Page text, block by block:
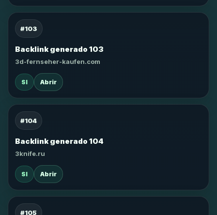
#103
Backlink generado 103
3d-fernseher-kaufen.com
SI Abrir
#104
Backlink generado 104
3knife.ru
SI Abrir
#105